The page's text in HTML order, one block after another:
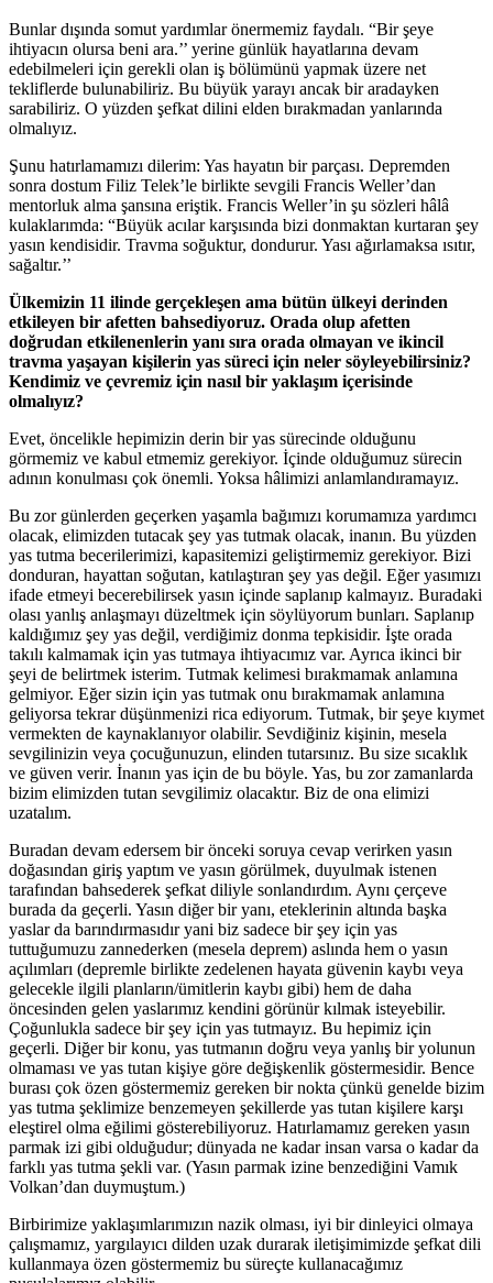
Bunlar dışında somut yardımlar önermemiz faydalı. “Bir şeye
ihtiyacın olursa beni ara.’’ yerine günlük hayatlarına devam
edebilmeleri için gerekli olan iş bölümünü yapmak üzere net
tekliflerde bulunabiliriz. Bu büyük yarayı ancak bir aradayken
sarabiliriz. O yüzden şefkat dilini elden bırakmadan yanlarında
olmalıyız.
Şunu hatırlamamızı dilerim: Yas hayatın bir parçası. Depremden
sonra dostum Filiz Telek’le birlikte sevgili Francis Weller’dan
mentorluk alma şansına eriştik. Francis Weller’in şu sözleri hâlâ
kulaklarımda: “Büyük acılar karşısında bizi donmaktan kurtaran şey
yasın kendisidir. Travma soğuktur, dondurur. Yası ağırlamaksa ısıtır,
sağaltır.’’
Ülkemizin 11 ilinde gerçekleşen ama bütün ülkeyi derinden
etkileyen bir afetten bahsediyoruz. Orada olup afetten
doğrudan etkilenenlerin yanı sıra orada olmayan ve ikincil
travma yaşayan kişilerin yas süreci için neler söyleyebilirsiniz?
Kendimiz ve çevremiz için nasıl bir yaklaşım içerisinde
olmalıyız?
Evet, öncelikle hepimizin derin bir yas sürecinde olduğunu
görmemiz ve kabul etmemiz gerekiyor. İçinde olduğumuz sürecin
adının konulması çok önemli. Yoksa hâlimizi anlamlandıramayız.
Bu zor günlerden geçerken yaşamla bağımızı korumamıza yardımcı
olacak, elimizden tutacak şey yas tutmak olacak, inanın. Bu yüzden
yas tutma becerilerimizi, kapasitemizi geliştirmemiz gerekiyor. Bizi
donduran, hayattan soğutan, katılaştıran şey yas değil. Eğer yasımızı
ifade etmeyi becerebilirsek yasın içinde saplanıp kalmayız. Buradaki
olası yanlış anlaşmayı düzeltmek için söylüyorum bunları. Saplanıp
kaldığımız şey yas değil, verdiğimiz donma tepkisidir. İşte orada
takılı kalmamak için yas tutmaya ihtiyacımız var. Ayrıca ikinci bir
şeyi de belirtmek isterim. Tutmak kelimesi bırakmamak anlamına
gelmiyor. Eğer sizin için yas tutmak onu bırakmamak anlamına
geliyorsa tekrar düşünmenizi rica ediyorum. Tutmak, bir şeye kıymet
vermekten de kaynaklanıyor olabilir. Sevdiğiniz kişinin, mesela
sevgilinizin veya çocuğunuzun, elinden tutarsınız. Bu size sıcaklık
ve güven verir. İnanın yas için de bu böyle. Yas, bu zor zamanlarda
bizim elimizden tutan sevgilimiz olacaktır. Biz de ona elimizi
uzatalım.
Buradan devam edersem bir önceki soruya cevap verirken yasın
doğasından giriş yaptım ve yasın görülmek, duyulmak istenen
tarafından bahsederek şefkat diliyle sonlandırdım. Aynı çerçeve
burada da geçerli. Yasın diğer bir yanı, eteklerinin altında başka
yaslar da barındırmasıdır yani biz sadece bir şey için yas
tuttuğumuzu zannederken (mesela deprem) aslında hem o yasın
açılımları (depremle birlikte zedelenen hayata güvenin kaybı veya
gelecekle ilgili planların/ümitlerin kaybı gibi) hem de daha
öncesinden gelen yaslarımız kendini görünür kılmak isteyebilir.
Çoğunlukla sadece bir şey için yas tutmayız. Bu hepimiz için
geçerli. Diğer bir konu, yas tutmanın doğru veya yanlış bir yolunun
olmaması ve yas tutan kişiye göre değişkenlik göstermesidir. Bence
burası çok özen göstermemiz gereken bir nokta çünkü genelde bizim
yas tutma şeklimize benzemeyen şekillerde yas tutan kişilere karşı
eleştirel olma eğilimi gösterebiliyoruz. Hatırlamamız gereken yasın
parmak izi gibi olduğudur; dünyada ne kadar insan varsa o kadar da
farklı yas tutma şekli var. (Yasın parmak izine benzediğini Vamık
Volkan’dan duymuştum.)
Birbirimize yaklaşımlarımızın nazik olması, iyi bir dinleyici olmaya
çalışmamız, yargılayıcı dilden uzak durarak iletişimimizde şefkat dili
kullanmaya özen göstermemiz bu süreçte kullanacağımız